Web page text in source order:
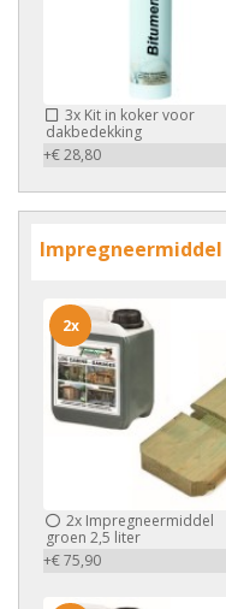
3x Kit in koker voor
dakbedekking
+€ 28,80
Impregneermiddel
2x Impregneermiddel
groen 2,5 liter
+€ 75,90
2x